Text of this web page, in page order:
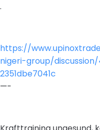
.
https://
nigeri-group/
2351dbe7041c
—-